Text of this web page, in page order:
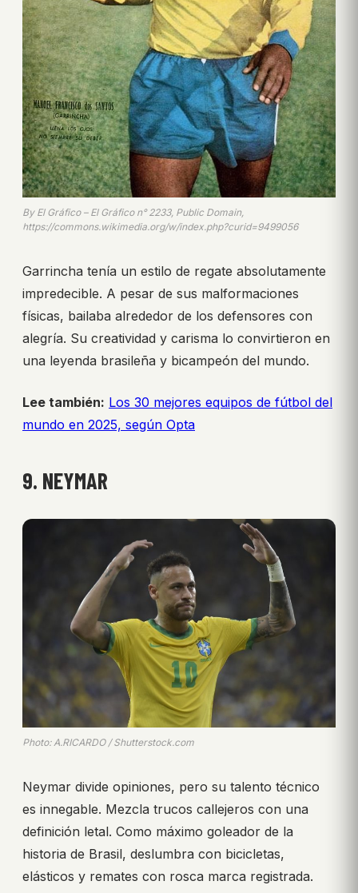
By El Gráfico – El Gráfico n° 2233, Public Domain,
https://commons.wikimedia.org/w/index.php?curid=9499056
Garrincha tenía un estilo de regate absolutamente
impredecible. A pesar de sus malformaciones
físicas, bailaba alrededor de los defensores con
alegría. Su creatividad y carisma lo convirtieron en
una leyenda brasileña y bicampeón del mundo.
Lee también: Los 30 mejores equipos de fútbol del
mundo en 2025, según Opta
9. NEYMAR
Photo: A.RICARDO / Shutterstock.com
Neymar divide opiniones, pero su talento técnico
es innegable. Mezcla trucos callejeros con una
definición letal. Como máximo goleador de la
historia de Brasil, deslumbra con bicicletas,
elásticos y remates con rosca marca registrada.